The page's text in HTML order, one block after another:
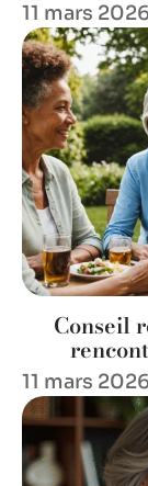
11 mars 2026
Conseil
11 mars 2026